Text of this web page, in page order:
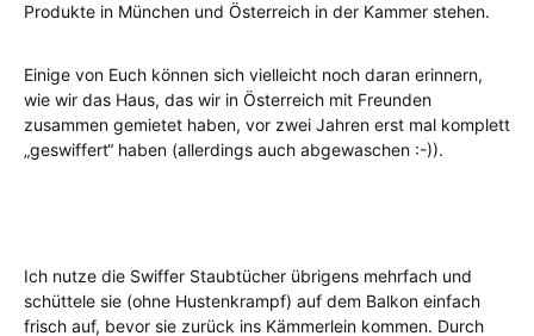
Produkte in München und Österreich in der Kammer stehen.
Einige von Euch können sich vielleicht noch daran erinnern,
wie wir das Haus, das wir in Österreich mit Freunden
zusammen gemietet haben, vor zwei Jahren erst mal komplett
„geswiffert“ haben (allerdings auch abgewaschen :-)).
Ich nutze die Swiffer Staubtücher übrigens mehrfach und
schüttele sie (ohne Hustenkrampf) auf dem Balkon einfach
frisch auf, bevor sie zurück ins Kämmerlein kommen. Durch